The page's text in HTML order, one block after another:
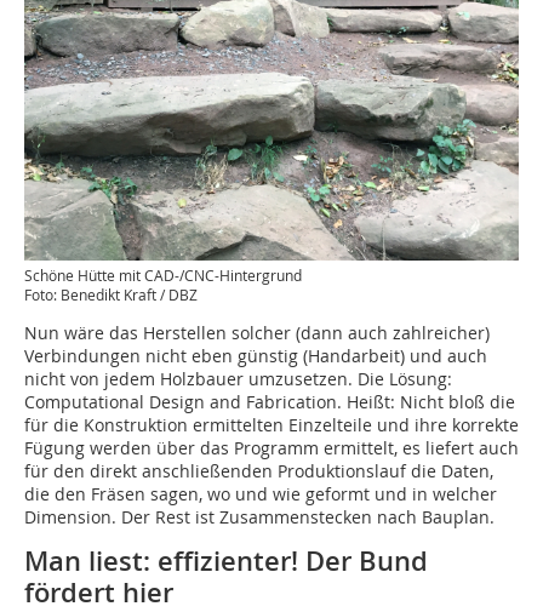
Schöne Hütte mit CAD-/CNC-Hintergrund
Foto: Benedikt Kraft / DBZ
Nun wäre das Herstellen solcher (dann auch zahlreicher)
Verbindungen nicht eben günstig (Handarbeit) und auch
nicht von jedem Holzbauer umzusetzen. Die Lösung:
Computational Design and Fabrication. Heißt: Nicht bloß die
für die Konstruktion ermittelten Einzelteile und ihre korrekte
Fügung werden über das Programm ermittelt, es liefert auch
für den direkt anschließenden Produktionslauf die Daten,
die den Fräsen sagen, wo und wie geformt und in welcher
Dimension. Der Rest ist Zusammenstecken nach Bauplan.
Man liest: effizienter! Der Bund
fördert hier